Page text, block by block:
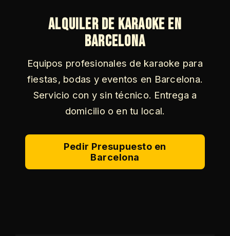
Alquiler de Karaoke en
Barcelona
Equipos profesionales de karaoke para
fiestas, bodas y eventos en Barcelona.
Servicio con y sin técnico. Entrega a
domicilio o en tu local.
Pedir Presupuesto en
Barcelona